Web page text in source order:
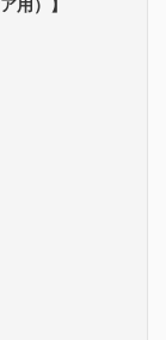
用）】